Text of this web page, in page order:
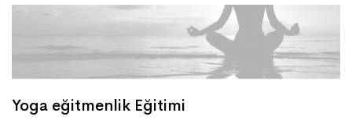
Yoga eğitmenlik Eğitimi